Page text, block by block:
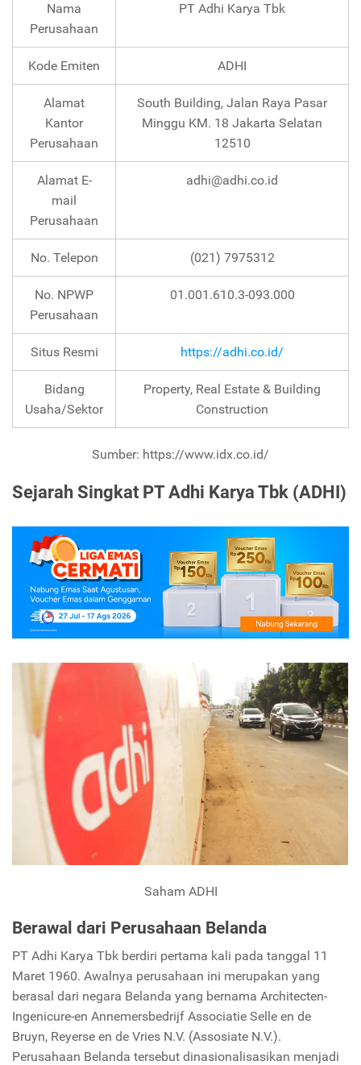
Nama
Perusahaan
PT Adhi Karya Tbk
Kode Emiten ADHI
Alamat
Kantor
Perusahaan
South Building, Jalan Raya Pasar
Minggu KM. 18 Jakarta Selatan
12510
Alamat E-
mail
Perusahaan
adhi@adhi.co.id
No. Telepon (021) 7975312
No. NPWP
Perusahaan
01.001.610.3-093.000
Situs Resmi https://adhi.co.id/
Bidang
Usaha/Sektor
Property, Real Estate & Building
Construction
Sumber: https://www.idx.co.id/
Sejarah Singkat PT Adhi Karya Tbk (ADHI)
Saham ADHI
Berawal dari Perusahaan Belanda
PT Adhi Karya Tbk berdiri pertama kali pada tanggal 11
Maret 1960. Awalnya perusahaan ini merupakan yang
berasal dari negara Belanda yang bernama Architecten-
Ingenicure-en Annemersbedrijf Associatie Selle en de
Bruyn, Reyerse en de Vries N.V. (Assosiate N.V.).
Perusahaan Belanda tersebut dinasionalisasikan menjadi